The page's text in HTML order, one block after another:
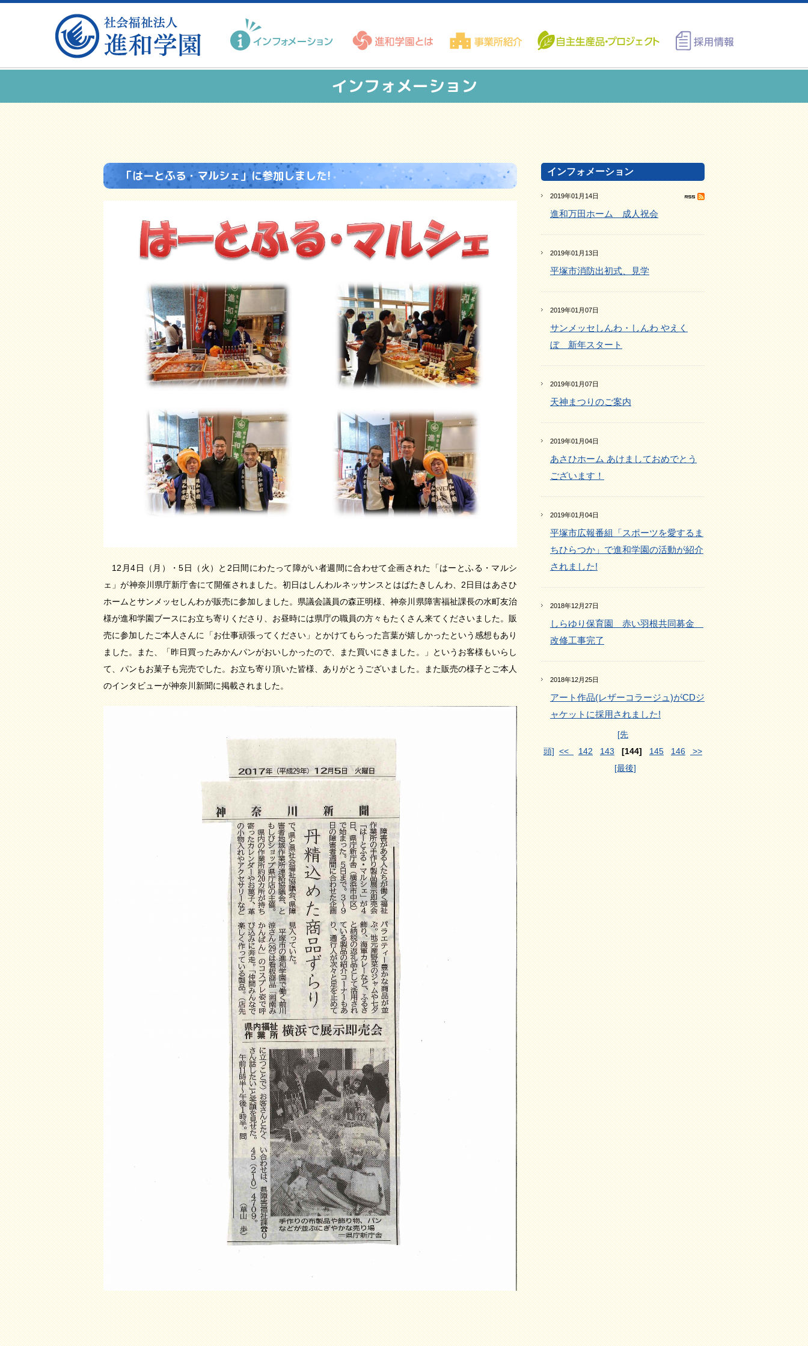
インフォメーション
「はーとふる・マルシェ」に参加しました!
12月4日（月）・5日（火）と2日間にわたって障がい者週間に合わせて企画された「はーとふる・マルシ
ェ」が神奈川県庁新庁舎にて開催されました。初日はしんわルネッサンスとはばたきしんわ、2日目はあさひ
ホームとサンメッセしんわが販売に参加しました。県議会議員の森正明様、神奈川県障害福祉課長の水町友治
様が進和学園ブースにお立ち寄りくださり、お昼時には県庁の職員の方々もたくさん来てくださいました。販
売に参加したご本人さんに「お仕事頑張ってください」とかけてもらった言葉が嬉しかったという感想もあり
ました。また、「昨日買ったみかんパンがおいしかったので、また買いにきました。」というお客様もいらし
て、パンもお菓子も完売でした。お立ち寄り頂いた皆様、ありがとうございました。また販売の様子とご本人
のインタビューが神奈川新聞に掲載されました。
インフォメーション
2019年01月14日
進和万田ホーム 成人祝会
2019年01月13日
平塚市消防出初式、見学
2019年01月07日
サンメッセしんわ・しんわ やえく
ぼ 新年スタート
2019年01月07日
天神まつりのご案内
2019年01月04日
あさひホーム あけましておめでとう
ございます！
2019年01月04日
平塚市広報番組「スポーツを愛するま
ちひらつか」で進和学園の活動が紹介
されました!
2018年12月27日
しらゆり保育園 赤い羽根共同募金
改修工事完了
2018年12月25日
アート作品(レザーコラージュ)がCDジ
ャケットに採用されました!
[先
頭] << 142 143 [144] 145 146
>>
[最後]